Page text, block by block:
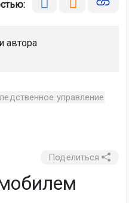
автора
управление
Поделиться